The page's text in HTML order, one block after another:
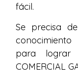
fácil.
Se precisa
para lograr
COMERCIAL